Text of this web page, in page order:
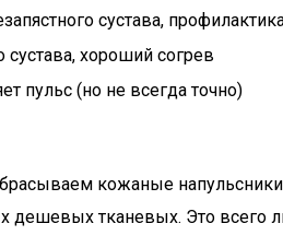
сустава,
сустава, хороший согрев
пульс (но не всегда точно)
кожаные
тканевых. Это всего